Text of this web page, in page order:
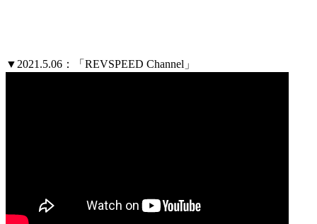
▼2021.5.06：「REVSPEED Channel」